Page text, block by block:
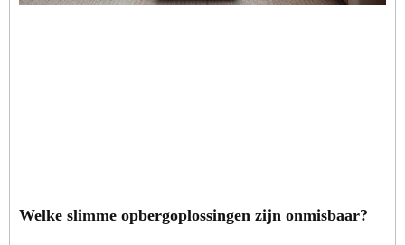
Welke slimme opbergoplossingen zijn onmisbaar?